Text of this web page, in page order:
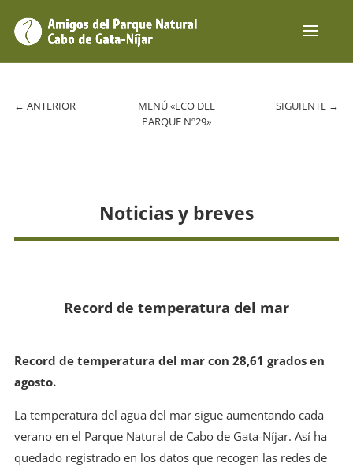
← ANTERIOR
MENÚ «ECO DEL
PARQUE Nº29»
SIGUIENTE →
Noticias y breves
Record de temperatura del mar
Record de temperatura del mar con 28,61 grados en
agosto.
La temperatura del agua del mar sigue aumentando cada
verano en el Parque Natural de Cabo de Gata-Níjar. Así ha
quedado registrado en los datos que recogen las redes de